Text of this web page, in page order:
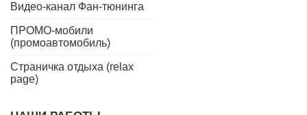
Видео-канал Фан-тюнинга
ПРОМО-мобили
(промоавтомобиль)
Страничка отдыха (relax
page)